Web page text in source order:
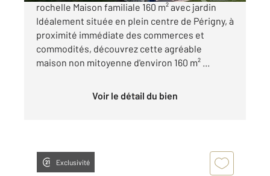
rochelle Maison familiale 160 m² avec jardin
Idéalement située en plein centre de Périgny, à
proximité immédiate des commerces et
commodités, découvrez cette agréable
maison non mitoyenne d'environ 160 m² ...
Voir le détail du bien
Exclusivité